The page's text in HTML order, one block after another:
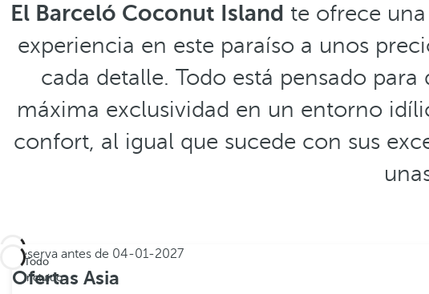
El Barceló Coconut Island te ofrece
experiencia en este paraíso a unos
cada detalle. Todo está pensado
máxima exclusividad en un entorno
confort, al igual que sucede con sus
Todo
incluido
Reserva antes de 04-01-2027
Ofertas Asia